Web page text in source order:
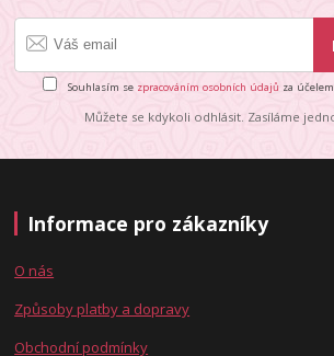
Souhlasím se zpracováním osobních údajů za
Můžete se kdykoli odhlásit. Zasíláme
Informace pro zákazníky
O nás
Způsoby platby a dopravy
Obchodní podmínky